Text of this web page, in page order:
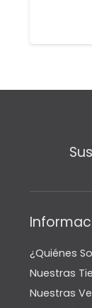
¿Quiénes
Nuestras
Nuestras